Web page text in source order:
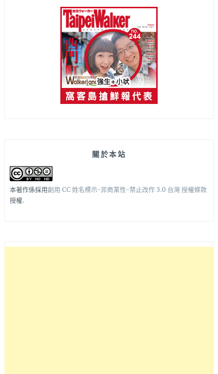
關於本站
本著作係採用創用 CC 姓名標示-非商業性-禁止改作 3.0 台灣 授權條款
授權.